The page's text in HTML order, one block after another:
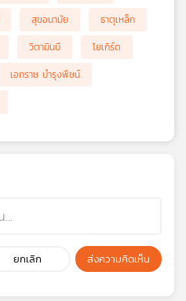
สุขอนามัย
ธาตุเหล็ก
วิตามินบี
โยเกิร์ต
เอกราช บำรุงพืชน์
ยกเลิก ส่งความคิดเห็น